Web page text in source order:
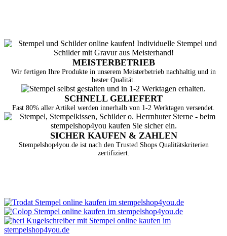
MEISTERBETRIEB
Wir fertigen Ihre Produkte in unserem Meisterbetrieb nachhaltig und in
bester Qualität.
SCHNELL GELIEFERT
Fast 80% aller Artikel werden innerhalb von 1-2 Werktagen versendet.
SICHER KAUFEN & ZAHLEN
Stempelshop4you.de ist nach den Trusted Shops Qualitätskriterien
zertifiziert.